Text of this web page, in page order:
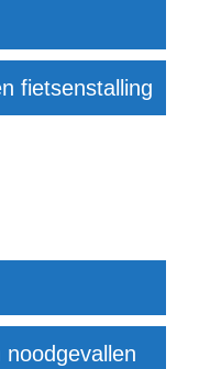
fietsenstalling
noodgevallen